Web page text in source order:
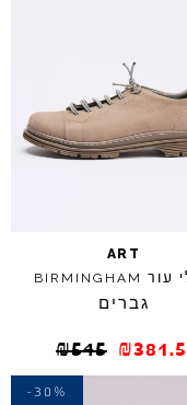
ART
עור BIRMINGHAM
גברים
₪545 ₪
-30%